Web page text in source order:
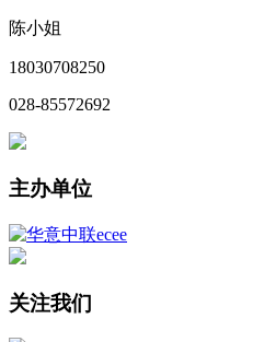
陈小姐
18030708250
028-85572692
主办单位
关注我们